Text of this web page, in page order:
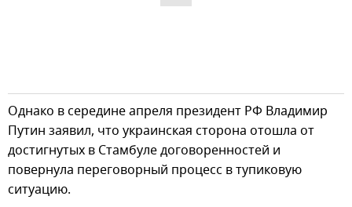
Однако в середине апреля президент РФ Владимир
Путин заявил, что украинская сторона отошла от
достигнутых в Стамбуле договоренностей и
повернула переговорный процесс в тупиковую
ситуацию.